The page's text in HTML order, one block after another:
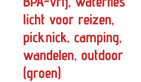
licht voor reizen,
picknick, camping,
wandelen, outdoor
(groen)